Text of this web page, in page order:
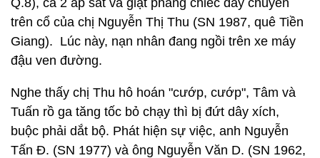
Q.8), cả 2 áp sát và giật phăng chiếc dây chuyền
trên cổ của chị Nguyễn Thị Thu (SN 1987, quê Tiền
Giang). Lúc này, nạn nhân đang ngồi trên xe máy
đậu ven đường.
Nghe thấy chị Thu hô hoán "cướp, cướp", Tâm và
Tuấn rồ ga tăng tốc bỏ chạy thì bị đứt dây xích,
buộc phải dắt bộ. Phát hiện sự việc, anh Nguyễn
Tấn Đ. (SN 1977) và ông Nguyễn Văn D. (SN 1962,